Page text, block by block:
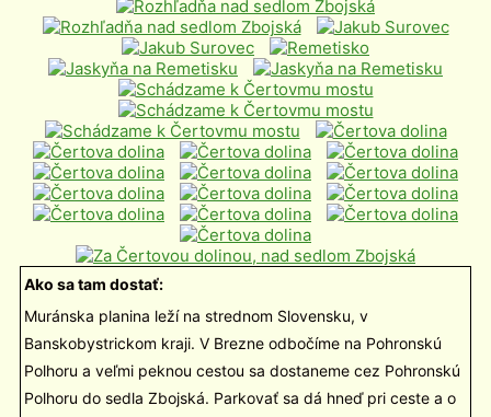
Ako sa tam dostať:
Muránska planina leží na strednom Slovensku, v
Banskobystrickom kraji. V Brezne odbočíme na Pohronskú
Polhoru a veľmi peknou cestou sa dostaneme cez Pohronskú
Polhoru do sedla Zbojská. Parkovať sa dá hneď pri ceste a o